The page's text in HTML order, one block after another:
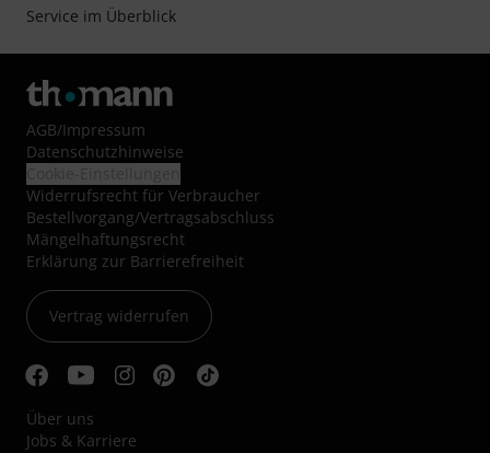
Service im Überblick
AGB/Impressum
Datenschutzhinweise
Widerrufsrecht für Verbraucher
Bestellvorgang/Vertragsabschluss
Mängelhaftungsrecht
Erklärung zur Barrierefreiheit
Vertrag widerrufen
Über uns
Jobs & Karriere